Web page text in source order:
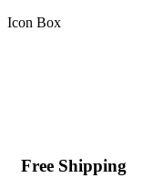
Icon Box
Free Shipping